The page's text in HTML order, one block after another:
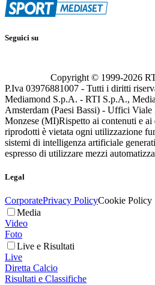
Seguici su
Copyright © 1999-2026
P.Iva 03976881007 - Tutti i diritti
Mediamond S.p.A. - RTI S.p.A.,
Amsterdam (Paesi Bassi) - Uffici
Monzese (MI)Rispetto ai contenuti e ai
riprodotti è vietata ogni utilizzazione
sistemi di intelligenza artificiale
espresso di utilizzare mezzi
Legal
CorporatePrivacy PolicyCookie Policy
Media
Video
Foto
Live e Risultati
Live
Diretta Calcio
Risultati e Classifiche